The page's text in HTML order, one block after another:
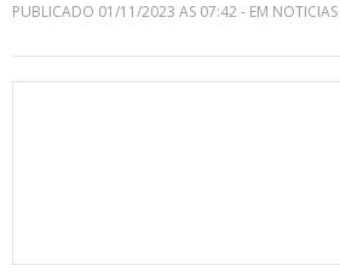
PUBLICADO 01/11/2023 AS 07:42 - EM NOTICIAS